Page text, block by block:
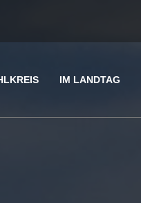
IM LANDTAG